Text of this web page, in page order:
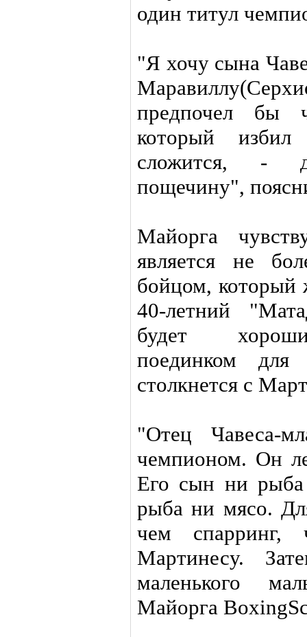
один титул
"Я хочу сына
предпочел бы
который
сложится, -
пощечину",
Майорга
является не
бойцом, который
40-летний
будет
поединком
столкнется с
"Отец Чавеса-
чемпионом. Он
Его сын ни
рыба ни мясо.
чем спарринг,
Мартинесу.
маленького
Майорга